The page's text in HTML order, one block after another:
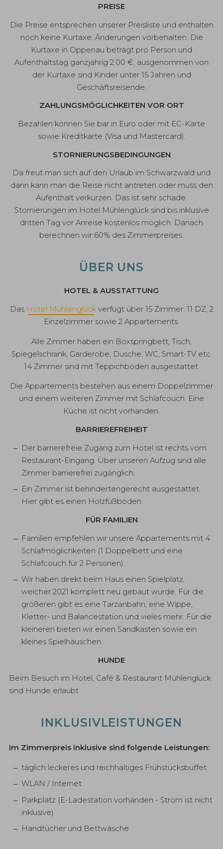
PREISE
Die Preise entsprechen unserer Preisliste und enthalten
noch keine Kurtaxe. Änderungen vorbehalten. Die
Kurtaxe in Oppenau beträgt pro Person und
Aufenthaltstag ganzjährig 2,00 €; ausgenommen von
der Kurtaxe sind Kinder unter 15 Jahren und
Geschäftsreisende.
ZAHLUNGSMÖGLICHKEITEN VOR ORT
Bezahlen können Sie bar in Euro oder mit EC-Karte
sowie Kreditkarte (Visa und Mastercard).
STORNIERUNGSBEDINGUNGEN
Da freut man sich auf den Urlaub im Schwarzwald und
dann kann man die Reise nicht antreten oder muss den
Aufenthalt verkürzen. Das ist sehr schade.
Stornierungen im Hotel Mühlenglück sind bis inklusive
dritten Tag vor Anreise kostenlos möglich. Danach
berechnen wir 60% des Zimmerpreises.
ÜBER UNS
HOTEL & AUSSTATTUNG
Das Hotel Mühlenglückverfügt über 15 Zimmer: 11 DZ, 2
Einzelzimmer sowie 2 Appartements.
Alle Zimmer haben ein Boxspringbett, Tisch,
Spiegelschrank, Garderobe, Dusche, WC, Smart-TV etc.
14 Zimmer sind mit Teppichboden ausgestattet.
Die Appartements bestehen aus einem Doppelzimmer
und einem weiteren Zimmer mit Schlafcouch. Eine
Küche ist nicht vorhanden.
BARRIEREFREIHEIT
Der barrierefreie Zugang zum Hotel ist rechts vom
Restaurant-Eingang. Über unseren Aufzug sind alle
Zimmer barrierefrei zugänglich.
Ein Zimmer ist behindertengerecht ausgestattet.
Hier gibt es einen Holzfußboden.
FÜR FAMILIEN
Familien empfehlen wir unsere Appartements mit 4
Schlafmöglichkeiten (1 Doppelbett und eine
Schlafcouch für 2 Personen).
Wir haben direkt beim Haus einen Spielplatz,
welcher 2021 komplett neu gebaut wurde. Für die
größeren gibt es eine Tarzanbahn, eine Wippe,
Kletter- und Balancestation und vieles mehr. Für die
kleineren bieten wir einen Sandkasten sowie ein
kleines Spielhäuschen.
HUNDE
Beim Besuch im Hotel, Café & Restaurant Mühlenglück
sind Hunde erlaubt
INKLUSIVLEISTUNGEN
Im Zimmerpreis inklusive sind folgende Leistungen:
täglich leckeres und reichhaltiges Frühstücksbuffet
WLAN / Internet
Parkplatz (E-Ladestation vorhanden - Strom ist nicht
inklusive)
Handtücher und Bettwäsche